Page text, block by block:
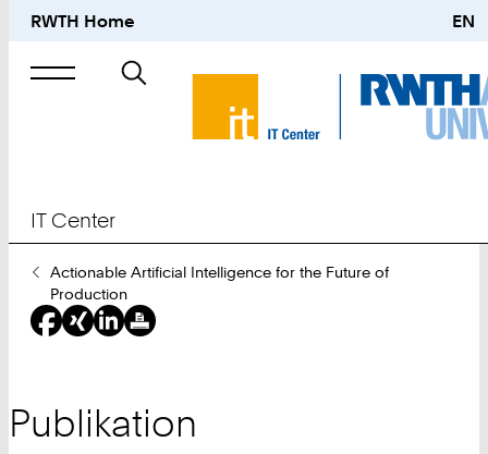
RWTH Home EN
Suche
nach
IT Center
Sie
sind
hier:
Actionable Artificial Intelligence for the Future of
Production
Publikation